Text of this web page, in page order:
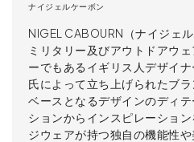
ナイジェルケーボン
NIGEL CABOURN（ナイジェ
ミリタリー及びアウトドアウ
ーでもあるイギリス人デザイ
氏によって立ち上げられたブラ
ベースとなるデザインのディ
ションからインスピレーショ
ジウェアが持つ独自の機能性